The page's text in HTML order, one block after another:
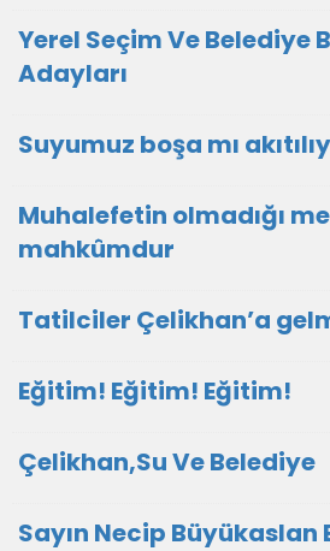
Yerel Seçim Ve Belediye
Adayları
Suyumuz boşa mı
Muhalefetin olmadığı
mahkûmdur
Tatilciler Çelikhan’a
Eğitim! Eğitim! Eğitim!
Çelikhan,Su Ve Belediye
Sayın Necip Büyükaslan